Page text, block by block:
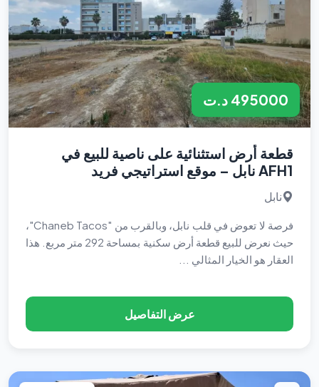
495000 د.ت
قطعة أرض استثنائية على ناصية للبيع في
AFH1 نابل – موقع استراتيجي فريد
نابل
فرصة لا تعوض في قلب نابل، وبالقرب من "Chaneb Tacos"،
حيث نعرض للبيع قطعة أرض سكنية بمساحة 292 متر مربع. هذا
العقار هو الخيار المثالي ...
عرض التفاصيل